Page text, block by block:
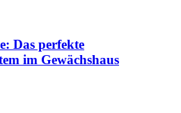
Das perfekte
im Gewächshaus